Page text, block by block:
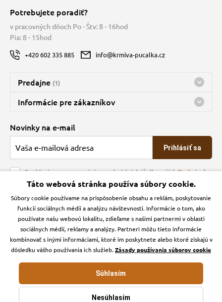
Potrebujete poradiť?
v pracovných dňoch Po - Štv: 8 - 16hod
Pia: 8 - 15hod
+420 602 335 885 info@krmiva-pucalka.cz
Predajne (1)
Predajňa a sklad Kbely
Bohužiaľ, momentálne máme zatvorené
Informácie pre zákazníkov
O spoločnosti
Veľkoobchod
Obchodné podmienky
Kontakt
Podmienky ochrany osobných údajov
Zásady používanie cookies a Google Analytics
Novinky na e-mail
Prihlásiť sa
Souhlasím se zpracováním osobních údajů dle našichPodmínek
ochrany osobních údajů
Krmiva Pučálka na sociálnych sieťach
Instagran Facebook
E-shop vytvorila
Táto webová stránka používa súbory cookie.
Súbory cookie používame na prispôsobenie obsahu a reklám, poskytovanie
funkcií sociálnych médií a analýzu návštevnosti. Informácie o tom, ako
používate našu webovú lokalitu, zdieľame s našimi partnermi v oblasti
sociálnych médií, reklamy a analýzy. Partneri môžu tieto informácie
kombinovať s inými informáciami, ktoré im poskytnete alebo ktoré získajú v
dôsledku vášho používania ich služieb.Zásady používania súborov cookie
Nesúhlasím
Súhlasím